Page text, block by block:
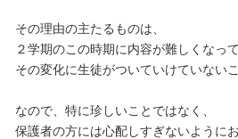
その理由の主たるものは、
２学期のこの時期に内容が難しくなっ
その変化に生徒がついていけていない
なので、特に珍しいことではなく、
保護者の方には心配しすぎないように